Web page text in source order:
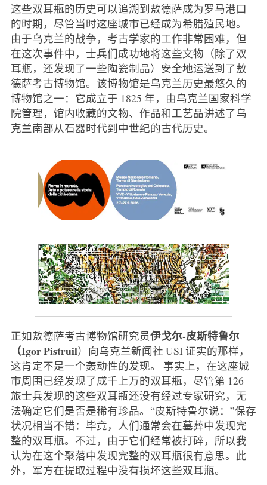
这些双耳瓶的历史可以追溯到敖德萨成为罗马港口
的时期，尽管当时这座城市已经成为希腊殖民地。
由于乌克兰的战争，考古学家的工作非常困难，但
在这次事件中，士兵们成功地将这些文物（除了双
耳瓶，还发现了一些陶瓷制品）安全地运送到了敖
德萨考古博物馆。该博物馆是乌克兰历史最悠久的
博物馆之一：它成立于 1825 年，由乌克兰国家科学
院管理，馆内收藏的文物、作品和工艺品讲述了乌
克兰南部从石器时代到中世纪的古代历史。
正如敖德萨考古博物馆研究员伊戈尔-皮斯特鲁尔
（Igor Pistruil）向乌克兰新闻社 USI 证实的那样，
这肯定不是一个轰动性的发现。 事实上，在这座城
市周围已经发现了成千上万的双耳瓶，尽管第 126
旅士兵发现的这些双耳瓶还没有经过专家研究，无
法确定它们是否是稀有珍品。“皮斯特鲁尔说：”保存
状况相当不错：毕竟，人们通常会在墓葬中发现完
整的双耳瓶。不过，由于它们经常被打碎，所以我
认为在这个聚落中发现完整的双耳瓶很有意思。此
外，军方在提取过程中没有损坏这些双耳瓶。